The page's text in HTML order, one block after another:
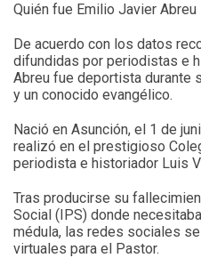
Quién fue Emilio Javier Abreu
De acuerdo con los datos
difundidas por periodistas e
Abreu fue deportista durante
y un conocido evangélico.
Nació en Asunción, el 1 de
realizó en el prestigioso
periodista e historiador Luis
Tras producirse su
Social (IPS) donde
médula, las redes sociales
virtuales para el Pastor.